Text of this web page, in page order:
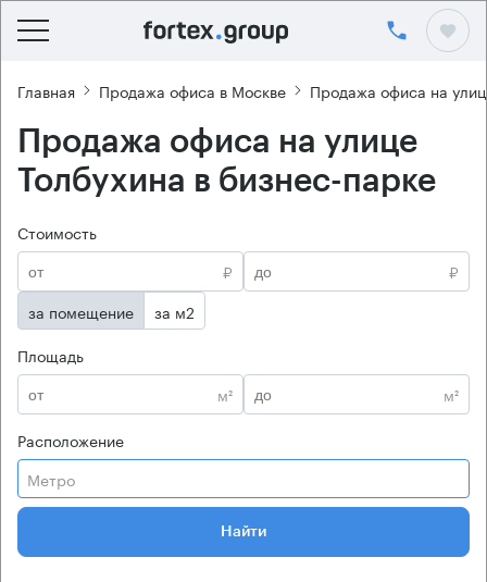
Главная Продажа офиса в Москве Продажа офиса на
Продажа офиса на улице
Толбухина в бизнес-парке
Стоимость
₽
₽
за помещение
за м2
Площадь
м²
м²
Расположение
Метро
Найти